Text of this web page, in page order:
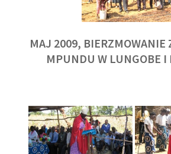
MAJ 2009, BIERZMOWANIE
MPUNDU W LUNGOBE I